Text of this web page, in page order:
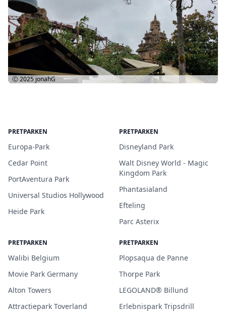
Ⓒ 2025 jonahG
PRETPARKEN
Europa-Park
Cedar Point
PortAventura Park
Universal Studios Hollywood
Heide Park
PRETPARKEN
Disneyland Park
Walt Disney World - Magic
Kingdom Park
Phantasialand
Efteling
Parc Asterix
PRETPARKEN
Walibi Belgium
Movie Park Germany
Alton Towers
Attractiepark Toverland
PRETPARKEN
Plopsaqua de Panne
Thorpe Park
LEGOLAND® Billund
Erlebnispark Tripsdrill